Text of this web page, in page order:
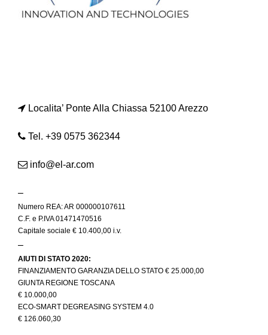
Localita’ Ponte Alla Chiassa 52100 Arezzo
Tel. +39 0575 362344
info@el-ar.com
–
Numero REA: AR 000000107611
C.F. e P.IVA 01471470516
Capitale sociale € 10.400,00 i.v.
–
AIUTI DI STATO 2020:
FINANZIAMENTO GARANZIA DELLO STATO € 25.000,00
GIUNTA REGIONE TOSCANA
€ 10.000,00
ECO-SMART DEGREASING SYSTEM 4.0
€ 126.060,30